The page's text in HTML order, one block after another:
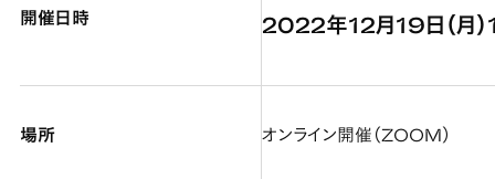
開催日時 2022年12月19日（月
場所 オンライン開催（ZOOM）